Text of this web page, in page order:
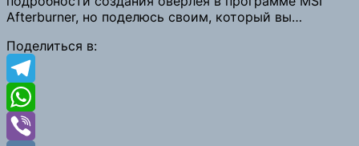
Link
Afterburner, но поделюсь своим, который вы…
Поделиться в:
Telegram
WhatsApp